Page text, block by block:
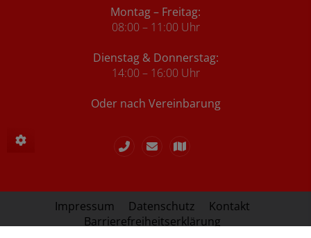
Montag – Freitag:
08:00 – 11:00 Uhr
Dienstag & Donnerstag:
14:00 – 16:00 Uhr
Oder nach Vereinbarung
Impressum Datenschutz
Kontakt
Barrierefreiheitserklärung